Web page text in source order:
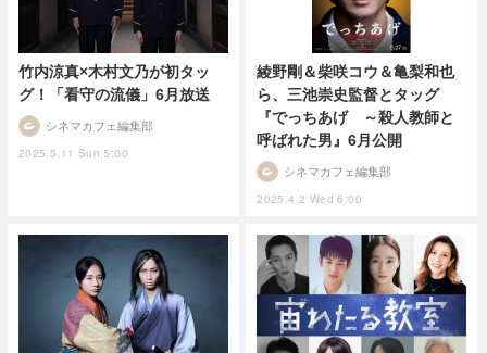
竹内涼真×木村文乃が初タッ
グ！「看守の流儀」6月放送
2025.5.11 Sun 5:00
シネマカフェ編集部
綾野剛＆柴咲コウ＆亀梨和也
ら、三池崇史監督とタッグ
『でっちあげ ～殺人教師と
呼ばれた男』6月公開
2025.4.2 Wed 6:00
シネマカフェ編集部